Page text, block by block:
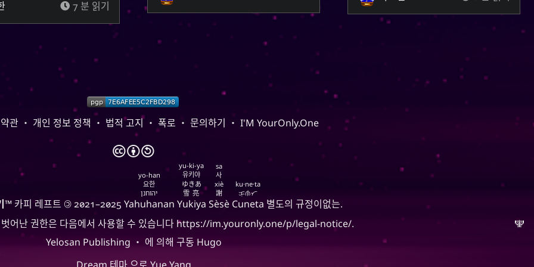
7 분 읽기
관 ・ 개인 정보 정책 ・ 법적 고지・ 폭로 ・ 문의하기 ・ I'M YourOnly.One
🅭🅯🄎
™ 카피 레프트 🄯 2021–2025 Yahuhanan
יהוחנן
요한
yo-han
Yukiya
雪亮
ゆきあ
유키야
yu-ki-ya
Sèsè
謝
xiè
사
sa
Cuneta
ᜃᜓᜈᜒᜆ
ku·ne·ta
별도의 규정이없는.
어난 권한은 다음에서 사용할 수 있습니다 https://im.youronly.one/p/legal-notice/.
🕎
Yelosan Publishing ・ 에 의해 구동 Hugo
Dream 테마 으로 Yue Yang